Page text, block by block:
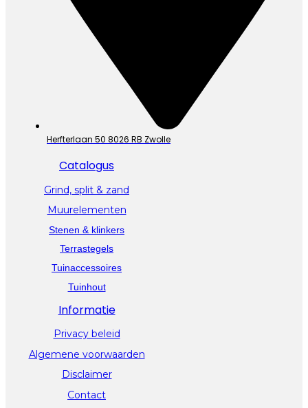
Herfterlaan 50 8026 RB Zwolle
Catalogus
Grind, split & zand
Muurelementen
Stenen & klinkers
Terrastegels
Tuinaccessoires
Tuinhout
Informatie
Privacy beleid
Algemene voorwaarden
Disclaimer
Contact